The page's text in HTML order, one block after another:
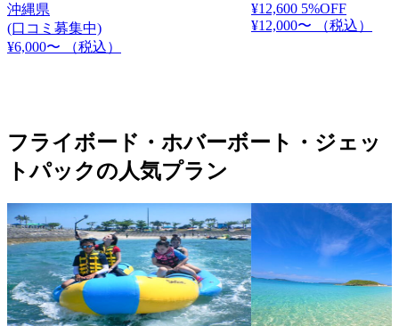
沖縄県
(口コミ募集中)
¥6,000〜
（税込）
¥12,600 5%OFF
¥12,000〜
（税込）
フライボード・ホバーボート・ジェッ
トパックの人気プラン